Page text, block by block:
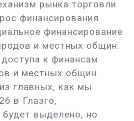
рынка торговли
финансирования
финансирование
и местных общин.
к финансам
и местных общин
главных, как мы
в Глазго,
выделено, но